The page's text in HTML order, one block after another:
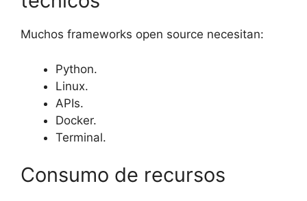
Muchos frameworks open source necesitan:
Python.
Linux.
APIs.
Docker.
Terminal.
Consumo de recursos